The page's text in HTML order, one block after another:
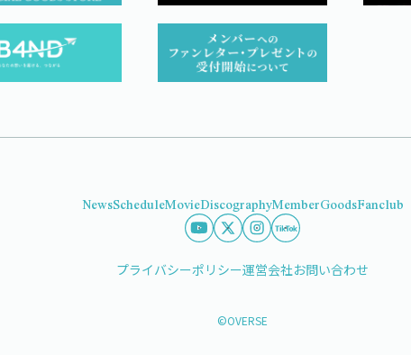
NewsScheduleMovieDiscographyMemberGoodsFanclub
プライバシーポリシー運営会社お問い合わせ
©OVERSE